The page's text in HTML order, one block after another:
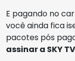
E pagando no
você ainda fica
pacotes pós
assinar a SKY